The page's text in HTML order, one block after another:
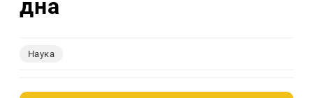
дна
Наука